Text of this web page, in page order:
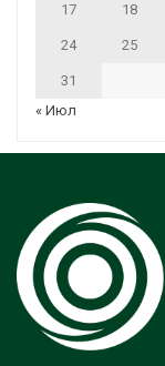
17 18
24 25
31
« Июл